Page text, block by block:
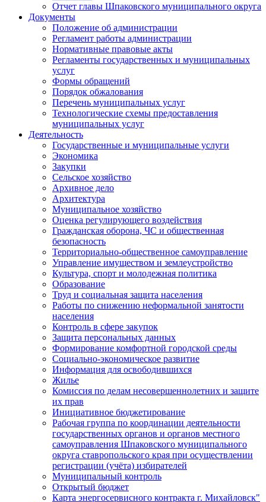
Отчет главы Шпаковского муниципального округа
Документы
Положение об администрации
Регламент работы администрации
Нормативные правовые акты
Регламенты государственных и муниципальных
услуг
Формы обращений
Порядок обжалования
Перечень муниципальных услуг
Технологические схемы предоставления
муниципальных услуг
Деятельность
Государственные и муниципальные услуги
Экономика
Закупки
Сельское хозяйство
Архивное дело
Архитектура
Муниципальное хозяйство
Оценка регулирующего воздействия
Гражданская оборона, ЧС и общественная
безопасность
Территориально-общественное самоуправление
Управление имуществом и землеустройство
Культура, спорт и молодежная политика
Образование
Труд и социальная защита населения
Работы по снижению неформальной занятости
населения
Контроль в сфере закупок
Защита персональных данных
Формирование комфортной городской среды
Социально-экономическое развитие
Информация для освободившихся
Жилье
Комиссия по делам несовершеннолетних и защите
их прав
Инициативное бюджетирование
Рабочая группа по координации деятельности
государственных органов и органов местного
самоуправления Шпаковского муниципального
округа ставропольского края при осуществлении
регистрации (учёта) избирателей
Муниципальный контроль
Открытый бюджет
Карта энергосервисного контракта г. Михайловск"